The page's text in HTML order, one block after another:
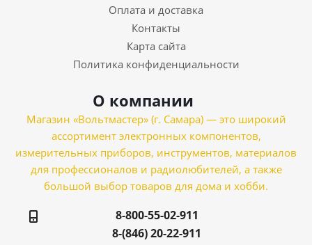
Оплата и доставка
Контакты
Карта сайта
Политика конфиденциальности
О компании
Магазин «Вольтмастер» (г. Самара) — это широкий
ассортимент электронных компонентов,
измерительных приборов, инструментов, материалов
для профессионалов и радиолюбителей, а также
большой выбор товаров для дома и хобби.
8-800-55-02-911
8-(846) 20-22-911